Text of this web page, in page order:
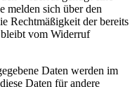
melden sich über den
Rechtmäßigkeit der bereits
vom Widerruf
Daten werden im
Daten für andere